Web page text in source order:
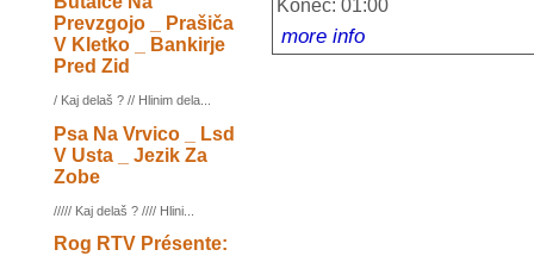
Prevzgojo _ Prašiča
V Kletko _ Bankirje
Pred Zid
/ Kaj delaš ? // Hlinim dela...
Psa Na Vrvico _ Lsd
V Usta _ Jezik Za
Zobe
///// Kaj delaš ? //// Hlini...
Rog RTV Présente:
Konec: 01:00
more info